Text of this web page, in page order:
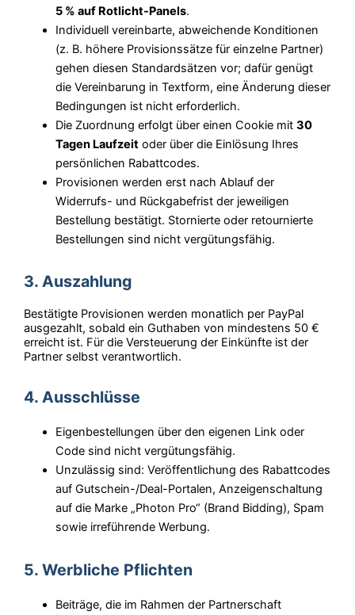
5 % auf Rotlicht-Panels.
Individuell vereinbarte, abweichende Konditionen
(z. B. höhere Provisionssätze für einzelne Partner)
gehen diesen Standardsätzen vor; dafür genügt
die Vereinbarung in Textform, eine Änderung dieser
Bedingungen ist nicht erforderlich.
Die Zuordnung erfolgt über einen Cookie mit30
Tagen Laufzeit oder über die Einlösung Ihres
persönlichen Rabattcodes.
Provisionen werden erst nach Ablauf der
Widerrufs- und Rückgabefrist der jeweiligen
Bestellung bestätigt. Stornierte oder retournierte
Bestellungen sind nicht vergütungsfähig.
3. Auszahlung
Bestätigte Provisionen werden monatlich per PayPal
ausgezahlt, sobald ein Guthaben von mindestens 50 €
erreicht ist. Für die Versteuerung der Einkünfte ist der
Partner selbst verantwortlich.
4. Ausschlüsse
Eigenbestellungen über den eigenen Link oder
Code sind nicht vergütungsfähig.
Unzulässig sind: Veröffentlichung des Rabattcodes
auf Gutschein-/Deal-Portalen, Anzeigenschaltung
auf die Marke „Photon Pro“ (Brand Bidding), Spam
sowie irreführende Werbung.
5. Werbliche Pflichten
Beiträge, die im Rahmen der Partnerschaft